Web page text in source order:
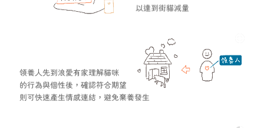
以達到街貓減量
領養人先到浪愛有家理解貓咪
的行為與個性後，確認符合期望
則可快速產生情感連結，避免棄養發生